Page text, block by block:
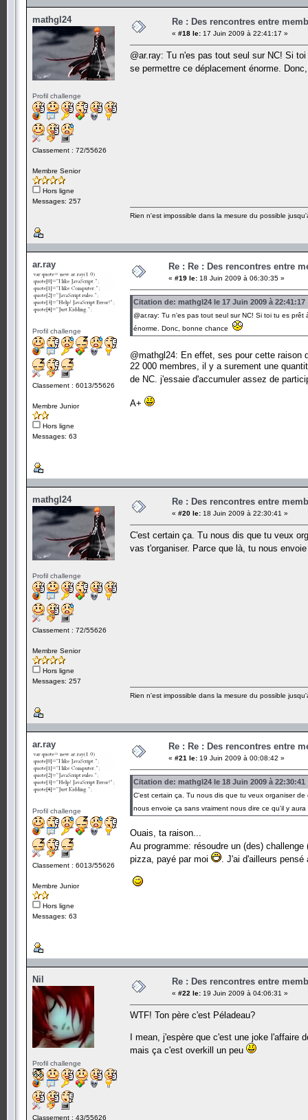
mathgl24
Profil challenge
Classement : 72/55626
Membre Senior
Hors ligne
Messages: 257
Re : Des rencontres entre
« #18 le: 17 Juin 2009 à 22:41:17 »
@ar.ray: Tu n'es pas tout seul sur NC! Si
se permettre ce déplacement énorme.
Rien n'est impossible dans la mesure du possible
ar.ray
Profil challenge
Classement : 6013/55626
Membre Junior
Hors ligne
Messages: 63
Re : Re : Des rencontres entre
« #19 le: 18 Juin 2009 à 06:30:35 »
Citation de: mathgl24 le 17 Juin 2009 à 22:41:17
@ar.ray: Tu n'es pas tout seul sur NC! Si toi tu es
énorme. Donc, bonne chance
@mathgl24: En effet, ses pour cette raison
22 000 membres, il y a surement une
de NC. j'essaie d'accumuler assez de
A+
mathgl24
Profil challenge
Classement : 72/55626
Membre Senior
Hors ligne
Messages: 257
Re : Des rencontres entre
« #20 le: 18 Juin 2009 à 22:30:41 »
C'est certain ça. Tu nous dis que tu veux
vas t'organiser. Parce que là, tu nous
Rien n'est impossible dans la mesure du possible
ar.ray
Profil challenge
Classement : 6013/55626
Membre Junior
Hors ligne
Messages: 63
Re : Re : Des rencontres entre
« #21 le: 19 Juin 2009 à 00:08:42 »
Citation de: mathgl24 le 18 Juin 2009 à 22:30:41
C'est certain ça. Tu nous dis que tu veux organiser
nous envoie ça sans vraiment nous dire ce qu'il y
Ouais, ta raison...
Au programme: résoudre un (des)
pizza, payé par moi
. J'ai d'ailleurs
Nil
Profil challenge
Classement : 43/55626
Re : Des rencontres entre
« #22 le: 19 Juin 2009 à 04:06:31 »
WTF! Ton père c'est Péladeau?
I mean, j'espère que c'est une joke
mais ça c'est overkill un peu